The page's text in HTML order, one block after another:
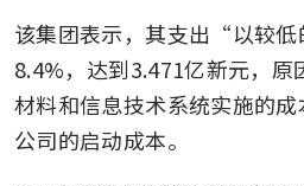
该集团表示，其支出“以较
8.4%，达到3.471亿新元，原
材料和信息技术系统实施的
公司的启动成本。